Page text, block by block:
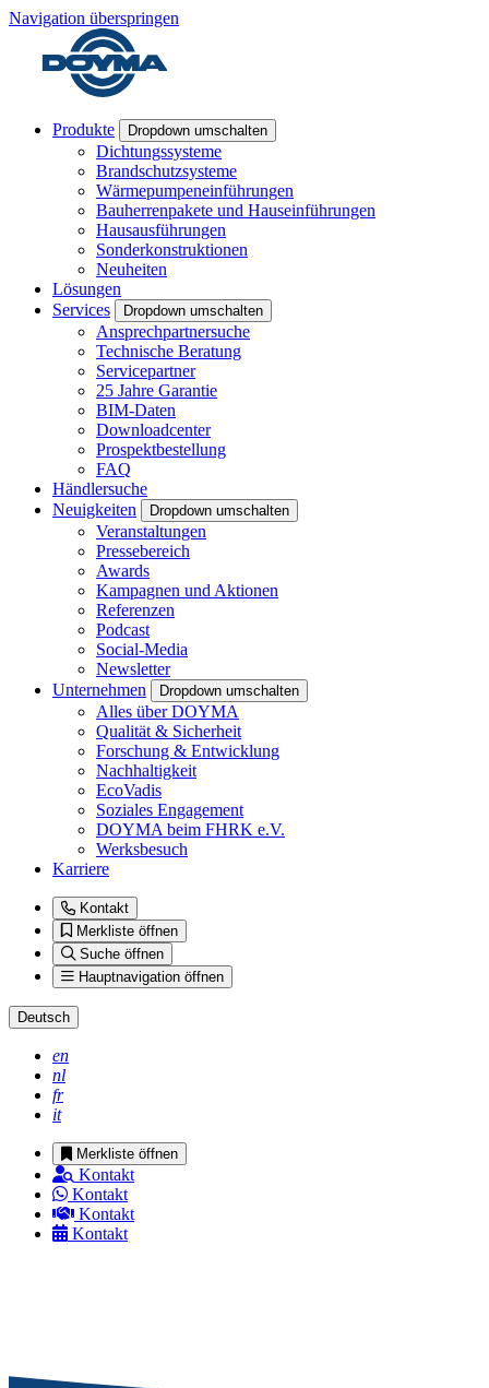
Navigation überspringen
Produkte Dropdown umschalten
Dichtungssysteme
Brandschutzsysteme
Wärmepumpeneinführungen
Bauherrenpakete und Hauseinführungen
Hausausführungen
Sonderkonstruktionen
Neuheiten
Lösungen
Services
Dropdown umschalten
Ansprechpartnersuche
Technische Beratung
Servicepartner
25 Jahre Garantie
BIM-Daten
Downloadcenter
Prospektbestellung
FAQ
Händlersuche
Neuigkeiten
Dropdown umschalten
Veranstaltungen
Pressebereich
Awards
Kampagnen und Aktionen
Referenzen
Podcast
Social-Media
Newsletter
Unternehmen
Dropdown umschalten
Alles über DOYMA
Qualität & Sicherheit
Forschung & Entwicklung
Nachhaltigkeit
EcoVadis
Soziales Engagement
DOYMA beim FHRK e.V.
Werksbesuch
Karriere
Kontakt
Merkliste öffnen
Suche öffnen
Hauptnavigation öffnen
Deutsch
en
nl
fr
it
Merkliste öffnen
Kontakt
Kontakt
Kontakt
Kontakt